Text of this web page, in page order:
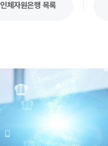
인체자원은행 목록